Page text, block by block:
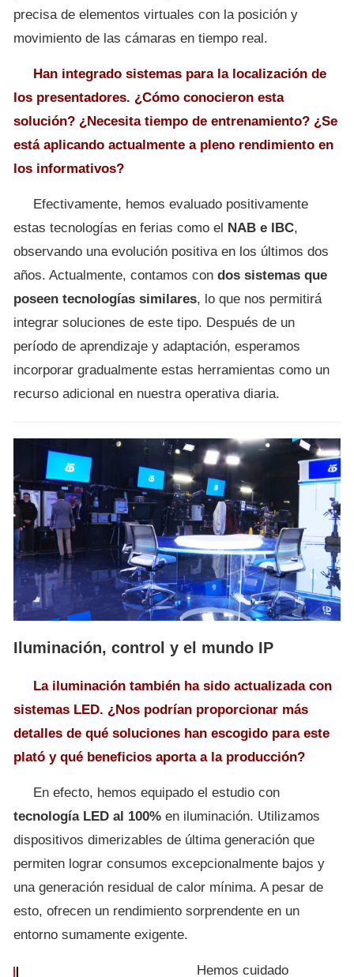
precisa de elementos virtuales con la posición y
movimiento de las cámaras en tiempo real.
Han integrado sistemas para la localización de
los presentadores. ¿Cómo conocieron esta
solución? ¿Necesita tiempo de entrenamiento? ¿Se
está aplicando actualmente a pleno rendimiento en
los informativos?
Efectivamente, hemos evaluado positivamente
estas tecnologías en ferias como el
NAB e IBC,
observando una evolución positiva en los últimos dos
años. Actualmente, contamos con dos sistemas que
poseen tecnologías similares, lo que nos permitirá
integrar soluciones de este tipo. Después de un
período de aprendizaje y adaptación, esperamos
incorporar gradualmente estas herramientas como un
recurso adicional en nuestra operativa diaria.
Iluminación, control y el mundo IP
La iluminación también ha sido actualizada con
sistemas LED. ¿Nos podrían proporcionar más
detalles de qué soluciones han escogido para este
plató y qué beneficios aporta a la producción?
En efecto, hemos equipado el estudio con
tecnología LED al 100% en iluminación. Utilizamos
dispositivos dimerizables de última generación que
permiten lograr consumos excepcionalmente bajos y
una generación residual de calor mínima. A pesar de
esto, ofrecen un rendimiento sorprendente en un
entorno sumamente exigente.
Hemos cuidado